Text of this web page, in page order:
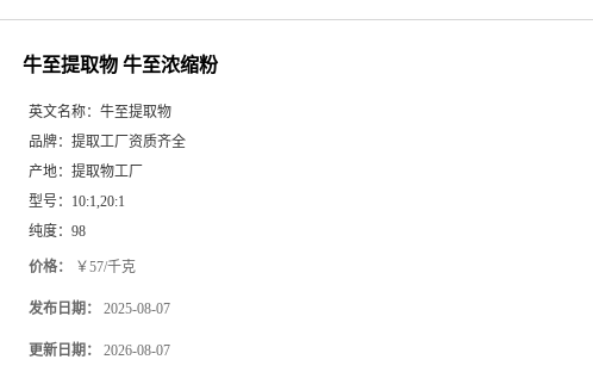
牛至提取物 牛至浓缩粉
英文名称： 牛至提取物
品牌： 提取工厂资质齐全
产地： 提取物工厂
型号： 10:1,20:1
纯度： 98
价格： ￥57/千克
发布日期： 2025-08-07
更新日期： 2026-08-07